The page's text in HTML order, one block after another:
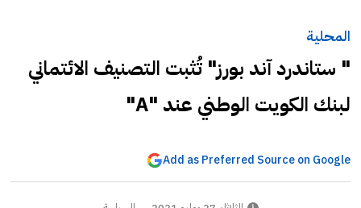
المحلية
" ستاندرد آند بورز" تُثبت التصنيف الائتماني
لبنك الكويت الوطني عند "A"
Add as Preferred Source on Google